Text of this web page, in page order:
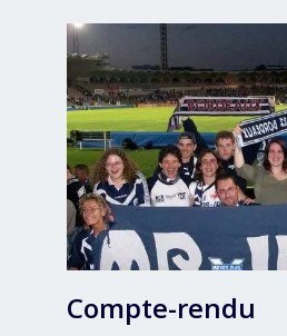
Compte-rendu